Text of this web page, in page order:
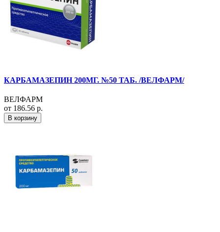
КАРБАМАЗЕПИН 200МГ. №50 ТАБ. /ВЕЛФАРМ/
ВЕЛФАРМ
от 186.56 р.
В корзину